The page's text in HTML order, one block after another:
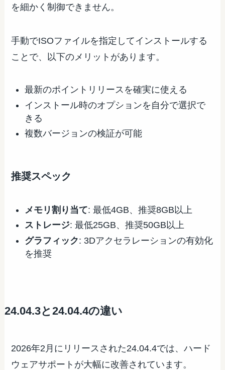
を細かく制御できません。
手動でISOファイルを指定してインストールする
ことで、以下のメリットがあります。
最新のポイントリリースを確実に使える
インストール時のオプションを自分で選択で
きる
複数バージョンの検証が可能
推奨スペック
メモリ割り当て: 最低4GB、推奨8GB以上
ストレージ: 最低25GB、推奨50GB以上
グラフィック: 3Dアクセラレーションの有効化
を推奨
24.04.3と24.04.4の違い
2026年2月にリリースされた24.04.4では、ハード
ウェアサポートが大幅に改善されています。